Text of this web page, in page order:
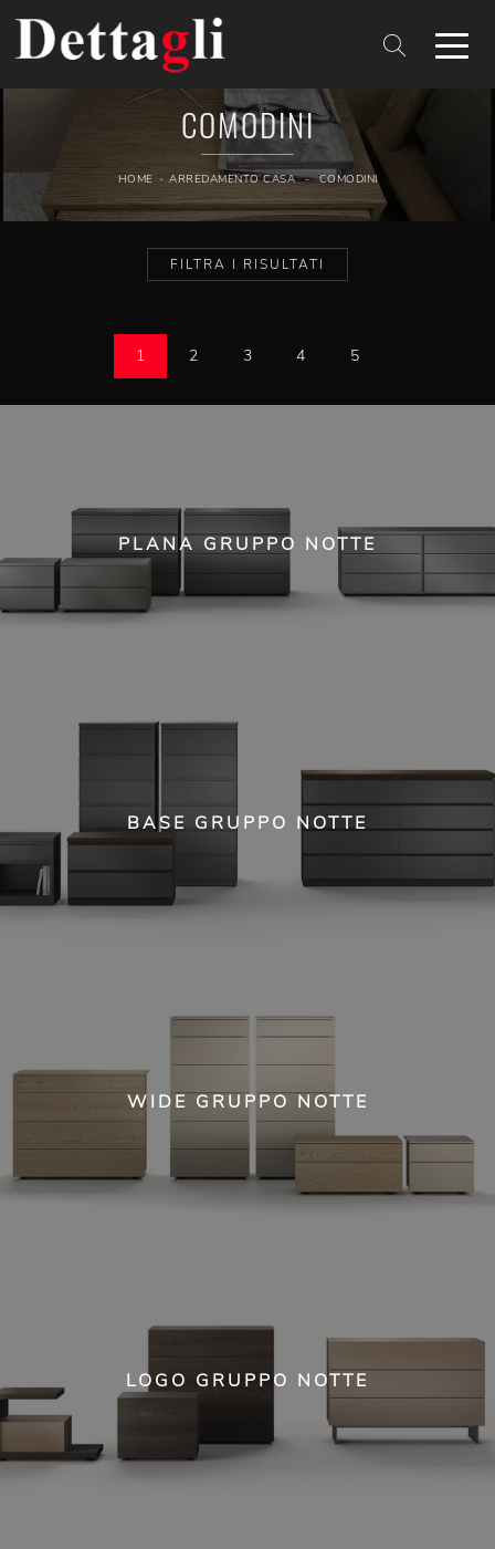
COMODINI
HOME - ARREDAMENTO CASA - COMODINI
FILTRA I RISULTATI
1 2 3 4 5
PLANA GRUPPO NOTTE
BASE GRUPPO NOTTE
WIDE GRUPPO NOTTE
LOGO GRUPPO NOTTE